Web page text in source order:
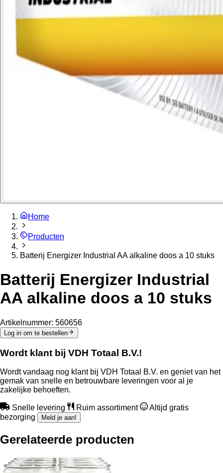
Home
Producten
Batterij Energizer Industrial AA alkaline doos a 10 stuks
Batterij Energizer Industrial
AA alkaline doos a 10 stuks
Artikelnummer: 560656
Log in om te bestellen
Wordt klant bij VDH Totaal B.V.!
Wordt vandaag nog klant bij VDH Totaal B.V. en geniet van het
gemak van snelle en betrouwbare leveringen voor al je
zakelijke behoeften.
Snelle levering Ruim assortiment
Altijd gratis
bezorging
Meld je aan!
Gerelateerde producten